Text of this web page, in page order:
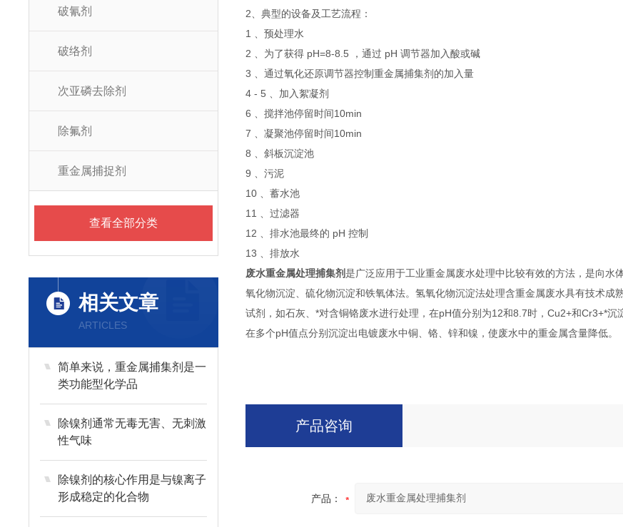
破氰剂
破络剂
次亚磷去除剂
除氟剂
重金属捕捉剂
查看全部分类
相关文章
ARTICLES
简单来说，重金属捕集剂是一
类功能型化学品
除镍剂通常无毒无害、无刺激
性气味
除镍剂的核心作用是与镍离子
形成稳定的化合物
2、典型的设备及工艺流程：
1 、预处理水
2 、为了获得 pH=8-8.5 ，通过 pH 调节器加入酸或碱
3 、通过氧化还原调节器控制重金属捕集剂的加入量
4 - 5 、加入絮凝剂
6 、搅拌池停留时间10min
7 、凝聚池停留时间10min
8 、斜板沉淀池
9 、污泥
10 、蓄水池
11 、过滤器
12 、排水池最终的 pH 控制
13 、排放水
废水重金属处理捕集剂是广泛应用于工业重金属废水处理中比较有效的方法，是向
氧化物沉淀、硫化物沉淀和铁氧体法。氢氧化物沉淀法处理含重金属废水具有技术
试剂，如石灰、*对含铜铬废水进行处理，在pH值分别为12和8.7时，Cu2+和Cr3+*
在多个pH值点分别沉淀出电镀废水中铜、铬、锌和镍，使废水中的重金属含量降低。
产品咨询
产品：